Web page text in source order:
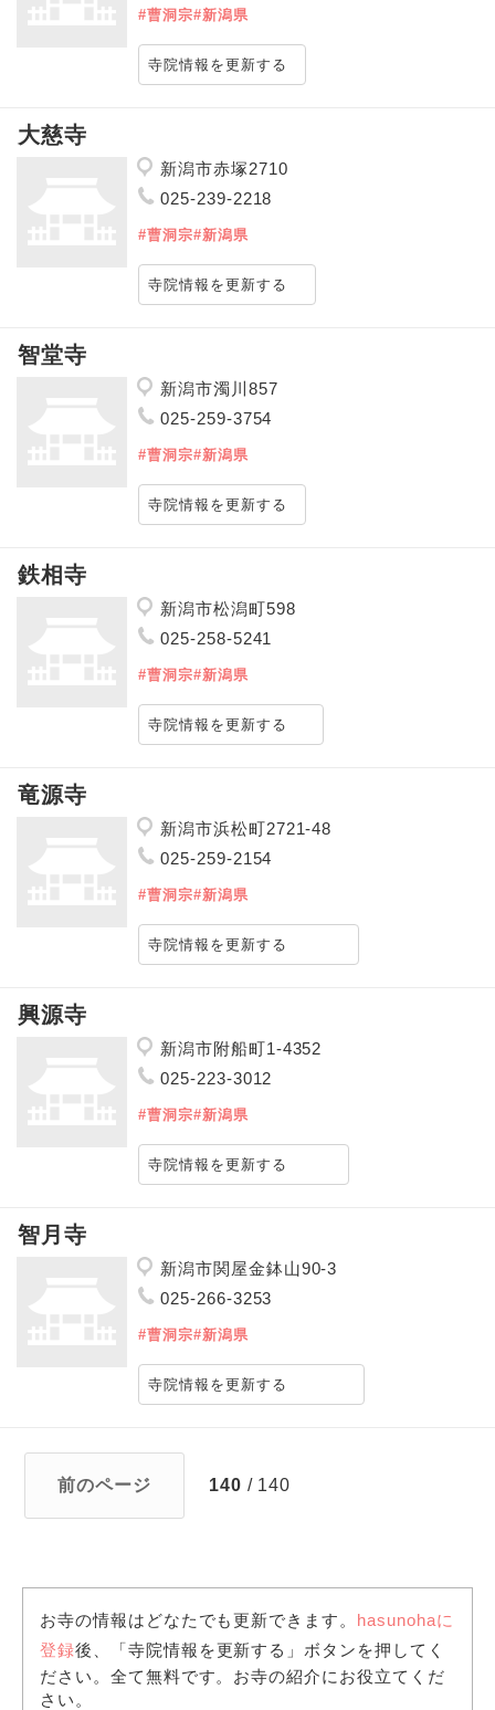
#曹洞宗#新潟県
寺院情報を更新する
大慈寺
新潟市赤塚2710
025-239-2218
#曹洞宗#新潟県
寺院情報を更新する
智堂寺
新潟市濁川857
025-259-3754
#曹洞宗#新潟県
寺院情報を更新する
鉄相寺
新潟市松潟町598
025-258-5241
#曹洞宗#新潟県
寺院情報を更新する
竜源寺
新潟市浜松町2721-48
025-259-2154
#曹洞宗#新潟県
寺院情報を更新する
興源寺
新潟市附船町1-4352
025-223-3012
#曹洞宗#新潟県
寺院情報を更新する
智月寺
新潟市関屋金鉢山90-3
025-266-3253
#曹洞宗#新潟県
寺院情報を更新する
前のページ 140 / 140
お寺の情報はどなたでも更新できます。 hasunohaに
登録後、「寺院情報を更新する」ボタンを押してく
ださい。全て無料です。お寺の紹介にお役立てくだ
さい。